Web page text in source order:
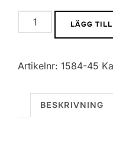
0805
SMD
5%
mängd
LÄGG
Artikelnr: 1584-45
BESKRIVNING